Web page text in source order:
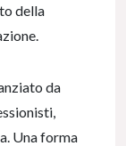
della
da
Una forma